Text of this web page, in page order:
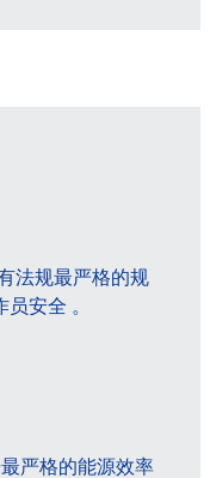
法规最严格的规
安全 。
严格的能源效率